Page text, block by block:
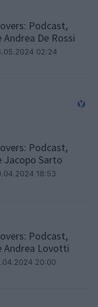
Podcast,
De Rossi
02:24
Podcast,
Jacopo Sarto
18:53
Podcast,
Andrea Lovotti
20:00